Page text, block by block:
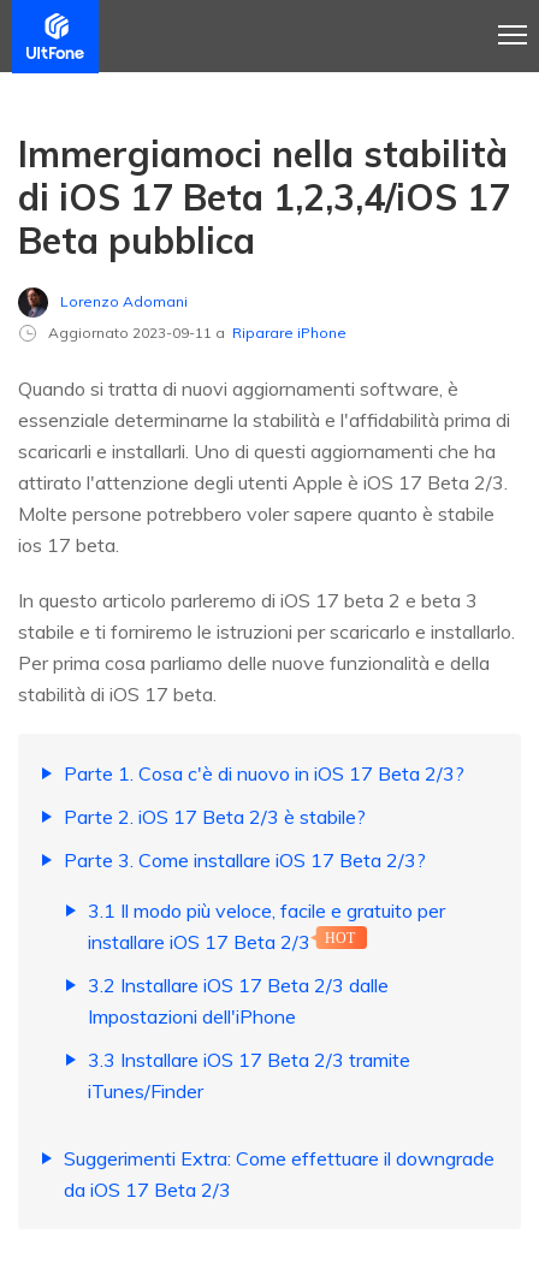
Immergiamoci nella stabilità
di iOS 17 Beta 1,2,3,4/iOS 17
Beta pubblica
Lorenzo Adomani
Aggiornato 2023-09-11 a Riparare iPhone
Quando si tratta di nuovi aggiornamenti software, è
essenziale determinarne la stabilità e l'affidabilità prima di
scaricarli e installarli. Uno di questi aggiornamenti che ha
attirato l'attenzione degli utenti Apple è iOS 17 Beta 2/3.
Molte persone potrebbero voler sapere quanto è stabile
ios 17 beta.
In questo articolo parleremo di iOS 17 beta 2 e beta 3
stabile e ti forniremo le istruzioni per scaricarlo e installarlo.
Per prima cosa parliamo delle nuove funzionalità e della
stabilità di iOS 17 beta.
Parte 1. Cosa c'è di nuovo in iOS 17 Beta 2/3?
Parte 2. iOS 17 Beta 2/3 è stabile?
Parte 3. Come installare iOS 17 Beta 2/3?
3.1 Il modo più veloce, facile e gratuito per
installare iOS 17 Beta 2/3
HOT
3.2 Installare iOS 17 Beta 2/3 dalle
Impostazioni dell'iPhone
3.3 Installare iOS 17 Beta 2/3 tramite
iTunes/Finder
Suggerimenti Extra: Come effettuare il downgrade
da iOS 17 Beta 2/3